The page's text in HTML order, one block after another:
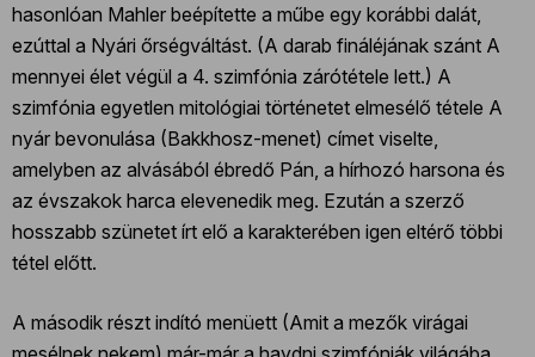
hasonlóan Mahler beépítette a műbe egy korábbi dalát,
ezúttal a Nyári őrségváltást. (A darab fináléjának szánt A
mennyei élet végül a 4. szimfónia zárótétele lett.) A
szimfónia egyetlen mitológiai történetet elmesélő tétele A
nyár bevonulása (Bakkhosz-menet) címet viselte,
amelyben az alvásából ébredő Pán, a hírhozó harsona és
az évszakok harca elevenedik meg. Ezután a szerző
hosszabb szünetet írt elő a karakterében igen eltérő többi
tétel előtt.
A második részt indító menüett (Amit a mezők virágai